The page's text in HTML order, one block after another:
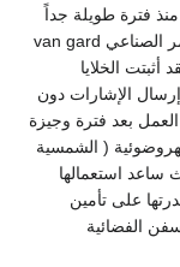
فترة طويلة جداً
وذلك في ( 17 ) آذار عام 1958 حين أطلق ( القمر الصناعي van gard
، ولقد أثبتت الخلايا
الإشارات دون
بعد فترة وجيزة
( الشمسية
استعمالها
على تأمين
الفضائية